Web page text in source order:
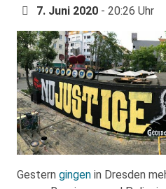
7. Juni 2020 - 20:26 Uhr
Gestern gingen in Dresden